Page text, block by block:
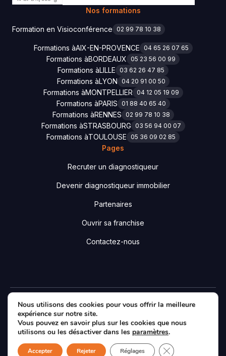
Nos formations
Formation en Visioconférence 02 99 78 10 38
Formations àAIX-EN-PROVENCE 04 65 26 07 65
Formations àBORDEAUX 05 23 56 00 99
Formations àLILLE 03 62 26 47 85
Formations àLYON 04 20 91 00 50
Formations àMONTPELLIER 04 12 05 19 09
Formations àPARIS 01 88 40 65 40
Formations àRENNES 02 99 78 10 38
Formations àSTRASBOURG 03 56 94 00 07
Formations àTOULOUSE 05 36 09 02 85
Pages
Recruter un diagnostiqueur
Devenir diagnostiqueur immobilier
Partenaires
Ouvrir sa franchise
Contactez-nous
Designé & développé parAgence Essentiel|Mentions
légales|Politique de confidentialité| Plan du site
Facebook
LinkedIn
X
Nous utilisons des cookies pour vous offrir la meilleure
expérience sur notre site.
Vous pouvez en savoir plus sur les cookies que nous
utilisons ou les désactiver dans les paramètres.
Accepter Rejeter Réglages Fermer la